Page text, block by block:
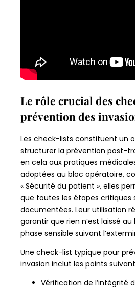
Le rôle crucial des
prévention des
Les check-lists constituent un
structurer la prévention post-
en cela aux pratiques
adoptées au bloc opératoire,
« Sécurité du patient », elles
que toutes les étapes critiques
documentées. Leur utilisation
garantir que rien n’est laissé
phase sensible suivant
Une check-list typique pour
invasion inclut les points
Vérification de l’intégrité